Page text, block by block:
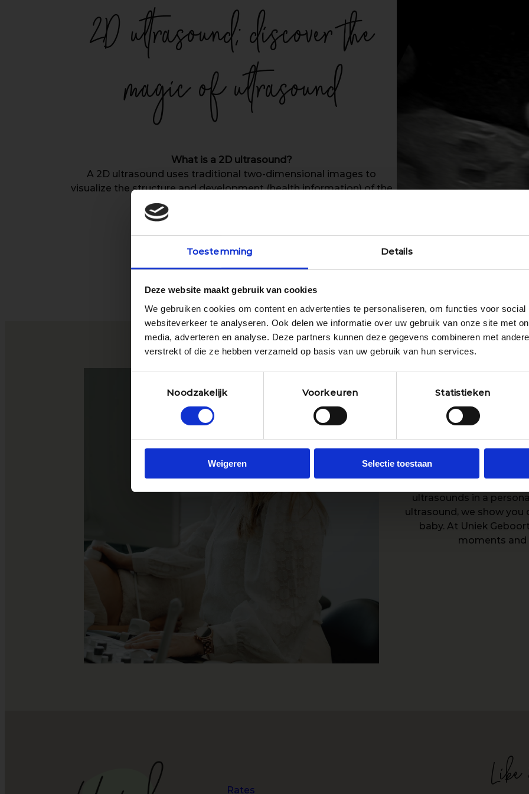
Toestemming Details
Deze website maakt gebruik van cookies
We gebruiken cookies om content en advertenties te personaliseren, om functies voor social
websiteverkeer te analyseren. Ook delen we informatie over uw gebruik van onze site met
media, adverteren en analyse. Deze partners kunnen deze gegevens combineren met
verstrekt of die ze hebben verzameld op basis van uw gebruik van hun services.
Noodzakelijk Voorkeuren Statistieken
Weigeren Selectie toestaan
2D ultrasound: discover the
magic of ultrasound
What is a 2D ultrasound?
A 2D ultrasound uses traditional two-dimensional images to
visualize the structure and development (health information) of the
What can you
During the detailed 2D
fetus size are taken.
findings and any
capture and share your
with a
Why choose a 2D
Our specialized
ultrasounds in a
ultrasound, we show
baby. At Uniek
moments and
Rates
Your Unique journey, in one trusted
Preconception
Midwifery care
Ultrasound scans
6D ultrasound scan
BellyPrint